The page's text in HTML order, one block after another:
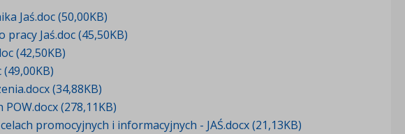
Jaś.doc (50,00KB)
Jaś.doc (45,50KB)
(42,50KB)
(34,88KB)
(278,11KB)
promocyjnych i informacyjnych - JAŚ.docx (21,13KB)